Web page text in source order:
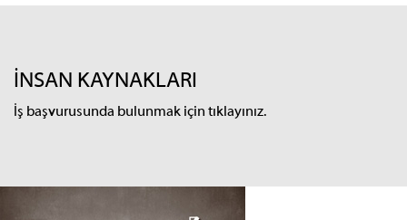
İNSAN KAYNAKLARI
İş başvurusunda bulunmak için tıklayınız.